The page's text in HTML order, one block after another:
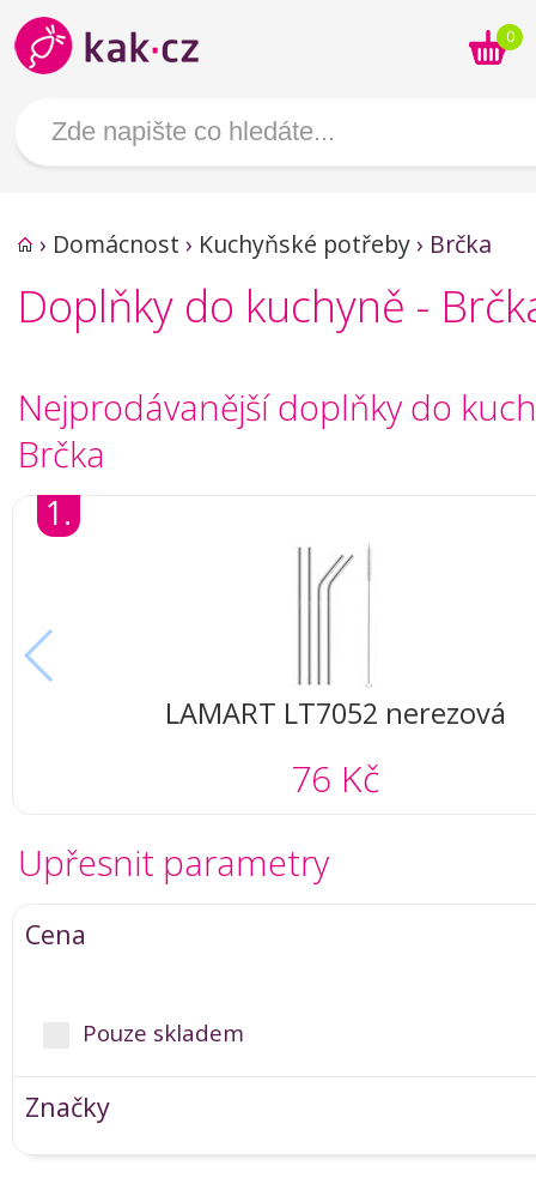
0
› Domácnost › Kuchyňské potřeby› Brčka
Doplňky do kuchyně -
Nejprodávanější doplňky do
Brčka
1.
LAMART LT7052 nerezová
76 Kč
Upřesnit parametry
Cena
Pouze skladem
Značky